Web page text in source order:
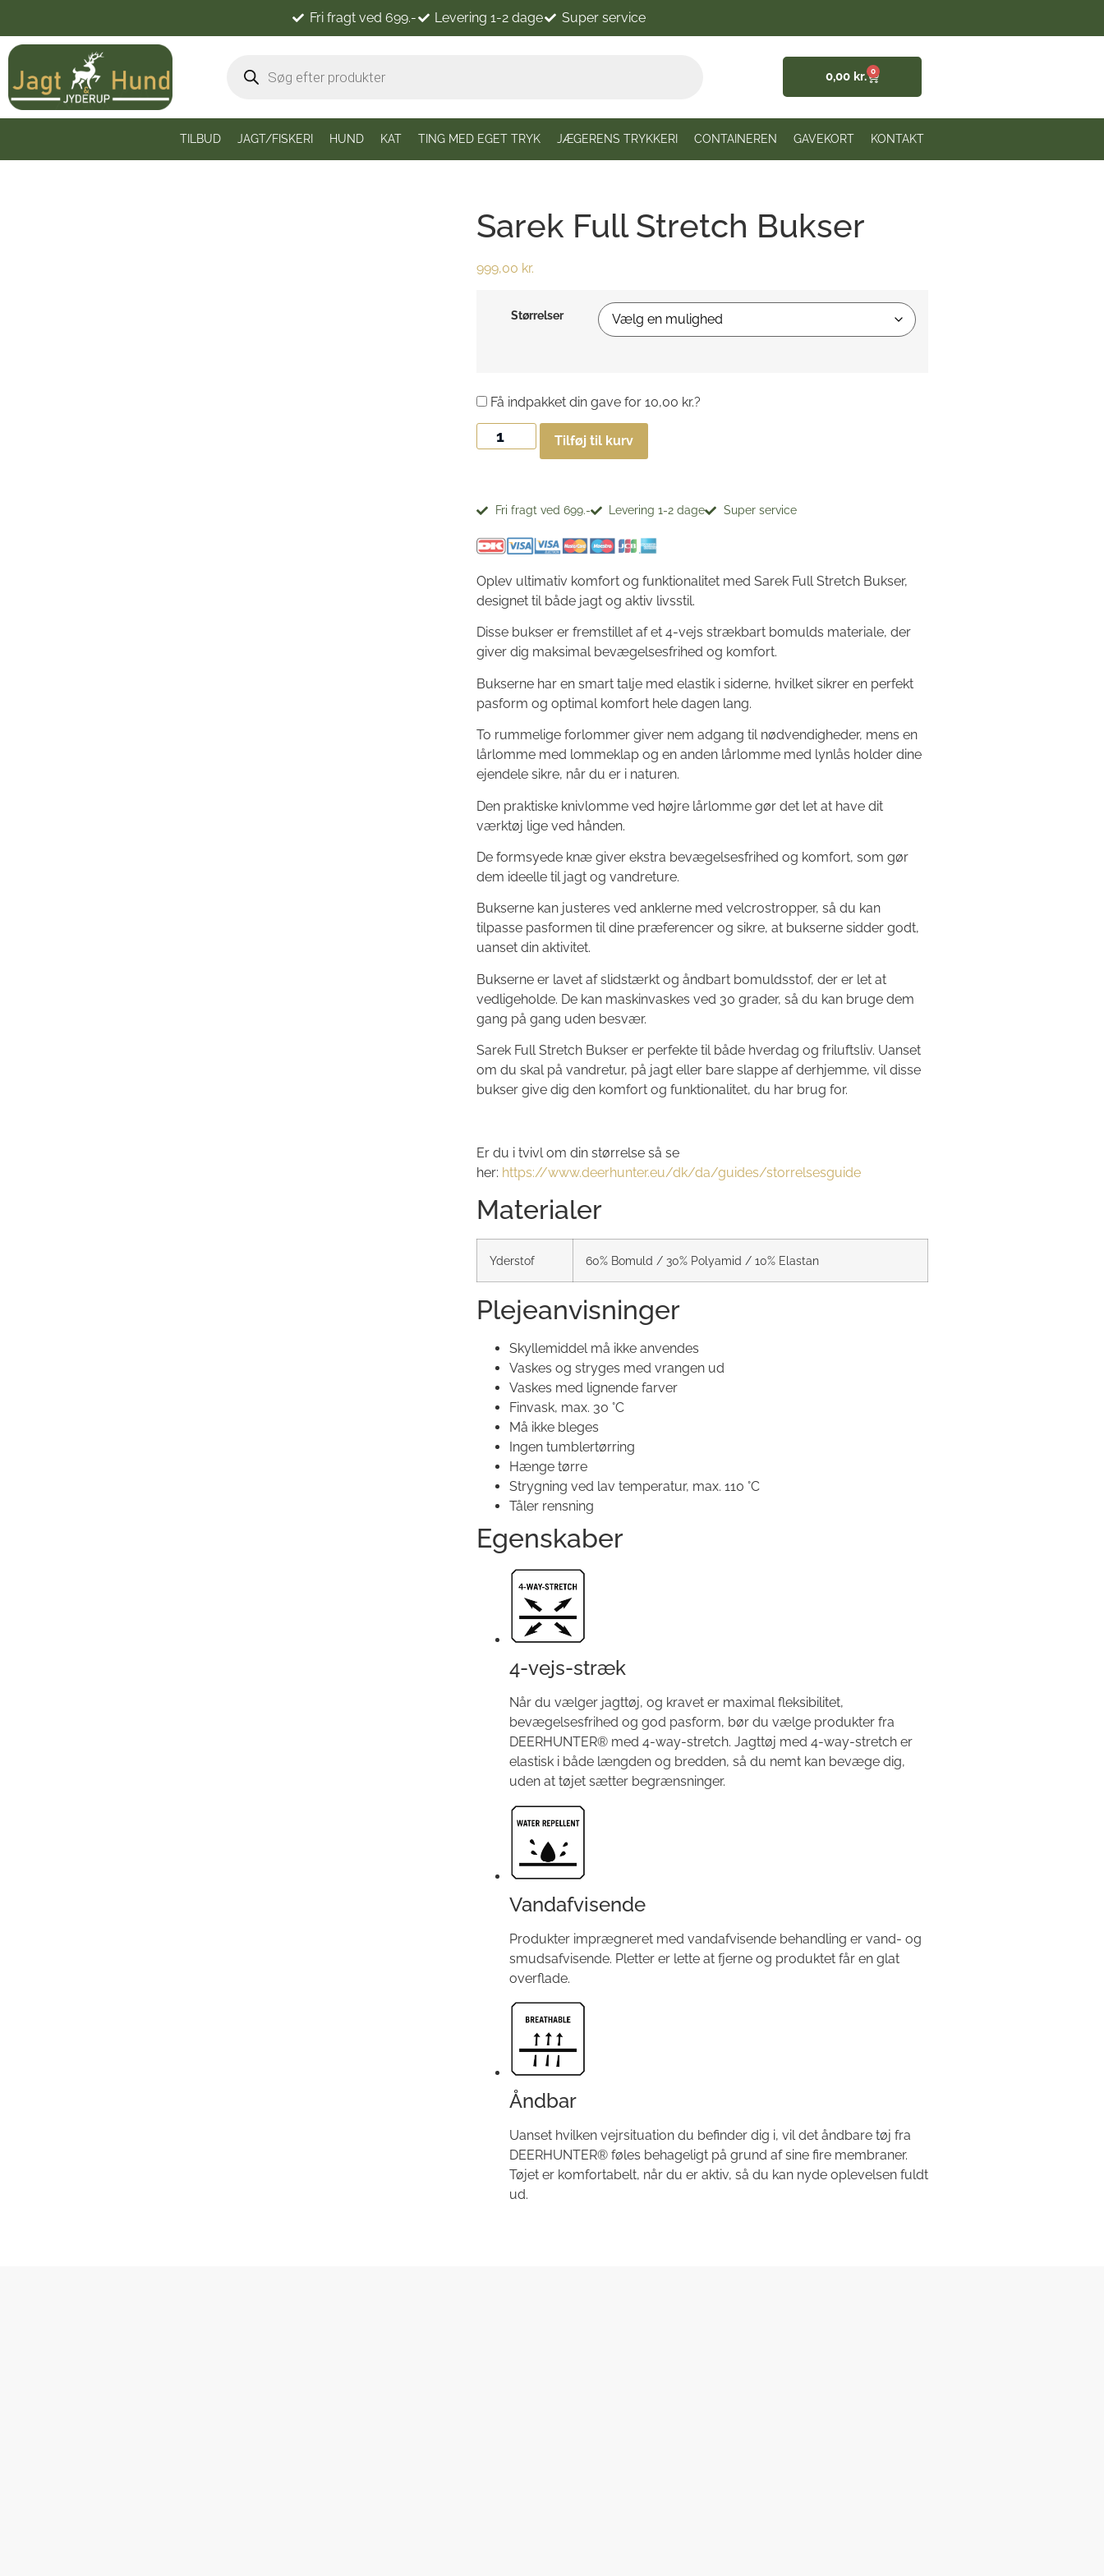
Fri fragt ved 699.- Levering 1-2 dage Super service
0,00 kr. 0
TILBUD JAGT/FISKERI HUND KAT TING MED EGET TRYK JÆGERENS TRYKKERI CONTAINEREN GAVEKORT KONTAKT
Sarek Full Stretch Bukser
999,00 kr.
Størrelser
Tilføj til kurv
Få indpakket din gave for 10,00 kr.?
Fri fragt ved 699.- Levering 1-2 dage Super service
Oplev ultimativ komfort og funktionalitet med Sarek Full Stretch Bukser,
designet til både jagt og aktiv livsstil.
Disse bukser er fremstillet af et 4-vejs strækbart bomulds materiale, der
giver dig maksimal bevægelsesfrihed og komfort.
Bukserne har en smart talje med elastik i siderne, hvilket sikrer en perfekt
pasform og optimal komfort hele dagen lang.
To rummelige forlommer giver nem adgang til nødvendigheder, mens en
lårlomme med lommeklap og en anden lårlomme med lynlås holder dine
ejendele sikre, når du er i naturen.
Den praktiske knivlomme ved højre lårlomme gør det let at have dit
værktøj lige ved hånden.
De formsyede knæ giver ekstra bevægelsesfrihed og komfort, som gør
dem ideelle til jagt og vandreture.
Bukserne kan justeres ved anklerne med velcrostropper, så du kan
tilpasse pasformen til dine præferencer og sikre, at bukserne sidder godt,
uanset din aktivitet.
Bukserne er lavet af slidstærkt og åndbart bomuldsstof, der er let at
vedligeholde. De kan maskinvaskes ved 30 grader, så du kan bruge dem
gang på gang uden besvær.
Sarek Full Stretch Bukser er perfekte til både hverdag og friluftsliv. Uanset
om du skal på vandretur, på jagt eller bare slappe af derhjemme, vil disse
bukser give dig den komfort og funktionalitet, du har brug for.
Er du i tvivl om din størrelse så se
her: https://www.deerhunter.eu/dk/da/guides/storrelsesguide
Materialer
Yderstof 60% Bomuld / 30% Polyamid / 10% Elastan
Plejeanvisninger
Skyllemiddel må ikke anvendes
Vaskes og stryges med vrangen ud
Vaskes med lignende farver
Finvask, max. 30 °C
Må ikke bleges
Ingen tumblertørring
Hænge tørre
Strygning ved lav temperatur, max. 110 °C
Tåler rensning
Egenskaber
4-vejs-stræk
Når du vælger jagttøj, og kravet er maximal fleksibilitet,
bevægelsesfrihed og god pasform, bør du vælge produkter fra
DEERHUNTER® med 4-way-stretch. Jagttøj med 4-way-stretch er
elastisk i både længden og bredden, så du nemt kan bevæge dig,
uden at tøjet sætter begrænsninger.
Vandafvisende
Produkter imprægneret med vandafvisende behandling er vand- og
smudsafvisende. Pletter er lette at fjerne og produktet får en glat
overflade.
Åndbar
Uanset hvilken vejrsituation du befinder dig i, vil det åndbare tøj fra
DEERHUNTER® føles behageligt på grund af sine fire membraner.
Tøjet er komfortabelt, når du er aktiv, så du kan nyde oplevelsen fuldt
ud.